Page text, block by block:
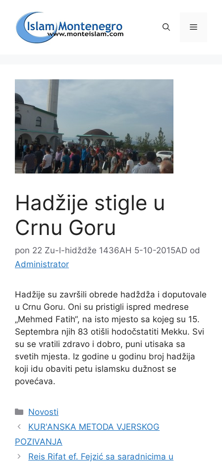
sadržaj
Hadžije stigle u
Crnu Goru
pon 22 Zu-l-hidždže 1436AH 5-10-2015AD od
Administrator
Hadžije su završili obrede hadždža i doputovale
u Crnu Goru. Oni su pristigli ispred medrese
„Mehmed Fatih“, na isto mjesto sa kojeg su 15.
Septembra njih 83 otišli hodočstatiti Mekku. Svi
su se vratili zdravo i dobro, puni utisaka sa
svetih mjesta. Iz godine u godinu broj hadžija
koji idu obaviti petu islamsku dužnost se
povećava.
Kategorije
Novosti
KUR'ANSKA METODA VJERSKOG
POZIVANJA
Reis Rifat ef. Fejzić sa saradnicima u